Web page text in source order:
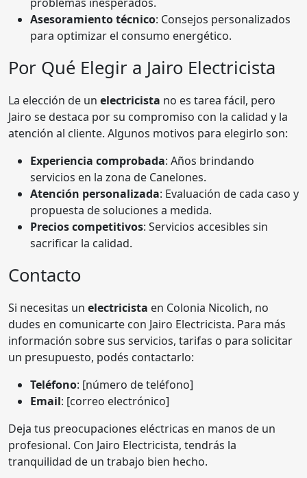
Asesoramiento técnico: Consejos personalizados
para optimizar el consumo energético.
Por Qué Elegir a Jairo Electricista
La elección de un electricista no es tarea fácil, pero
Jairo se destaca por su compromiso con la calidad y la
atención al cliente. Algunos motivos para elegirlo son:
Experiencia comprobada: Años brindando
servicios en la zona de Canelones.
Atención personalizada: Evaluación de cada caso y
propuesta de soluciones a medida.
Precios competitivos: Servicios accesibles sin
sacrificar la calidad.
Contacto
Si necesitas un electricista en Colonia Nicolich, no
dudes en comunicarte con Jairo Electricista. Para más
información sobre sus servicios, tarifas o para solicitar
un presupuesto, podés contactarlo:
Teléfono: [número de teléfono]
Email: [correo electrónico]
Deja tus preocupaciones eléctricas en manos de un
profesional. Con Jairo Electricista, tendrás la
tranquilidad de un trabajo bien hecho.